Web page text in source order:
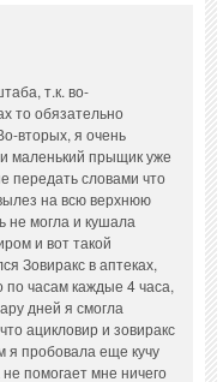
т.к. во-
то обязательно
вторых, я очень
маленький прыщик уже
передать словами что
на всю верхнюю
не могла и кушала
и вот такой
Зовиракс в аптеках,
часам каждые 4 часа,
дней я смогла
ацикловир и зовиракс
я пробовала еще кучу
помогает мне ничего